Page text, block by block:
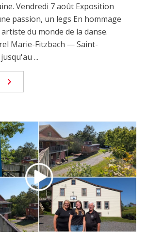
Vendredi 7 août Exposition
passion, un legs En hommage
du monde de la danse.
Marie-Fitzbach — Saint-
...